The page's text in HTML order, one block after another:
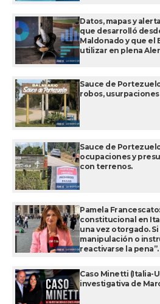
Datos, mapas y
que desarrolló
Maldonado y que el
utilizar en plena
Sauce de
robos,
Sauce de
ocupaciones y
con terrenos.
Pamela
constitucional en
una vez otorgado.
manipulación o
reactivarse la pena”.
Caso Minetti (Italia-
investigativa de